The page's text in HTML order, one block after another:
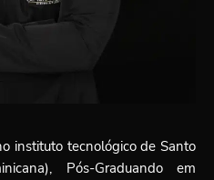
instituto tecnológico de Santo
Pós-Graduando em